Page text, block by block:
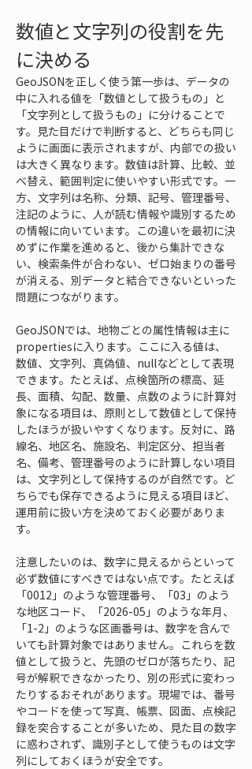
数値と文字列の役割を先
に決める
GeoJSONを正しく使う第一歩は、データの
中に入れる値を「数値として扱うもの」と
「文字列として扱うもの」に分けることで
す。見た目だけで判断すると、どちらも同じ
ように画面に表示されますが、内部での扱い
は大きく異なります。数値は計算、比較、並
べ替え、範囲判定に使いやすい形式です。一
方、文字列は名称、分類、記号、管理番号、
注記のように、人が読む情報や識別するため
の情報に向いています。この違いを最初に決
めずに作業を進めると、後から集計できな
い、検索条件が合わない、ゼロ始まりの番号
が消える、別データと結合できないといった
問題につながります。
GeoJSONでは、地物ごとの属性情報は主に
propertiesに入ります。ここに入る値は、
数値、文字列、真偽値、nullなどとして表現
できます。たとえば、点検箇所の標高、延
長、面積、勾配、数量、点数のように計算対
象になる項目は、原則として数値として保持
したほうが扱いやすくなります。反対に、路
線名、地区名、施設名、判定区分、担当者
名、備考、管理番号のように計算しない項目
は、文字列として保持するのが自然です。ど
ちらでも保存できるように見える項目ほど、
運用前に扱い方を決めておく必要がありま
す。
注意したいのは、数字に見えるからといって
必ず数値にすべきではない点です。たとえば
「0012」のような管理番号、「03」のよう
な地区コード、「2026-05」のような年月、
「1-2」のような区画番号は、数字を含んで
いても計算対象ではありません。これらを数
値として扱うと、先頭のゼロが落ちたり、記
号が解釈できなかったり、別の形式に変わっ
たりするおそれがあります。現場では、番号
やコードを使って写真、帳票、図面、点検記
録を突合することが多いため、見た目の数字
に惑わされず、識別子として使うものは文字
列にしておくほうが安全です。